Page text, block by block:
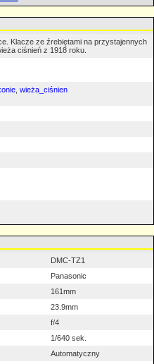
Klacze ze źrebiętami na przystajennych
ciśnień z 1918 roku.
wieża_ciśnien
DMC-TZ1
Panasonic
161mm
23.9mm
f/4
1/640 sek.
Automatyczny